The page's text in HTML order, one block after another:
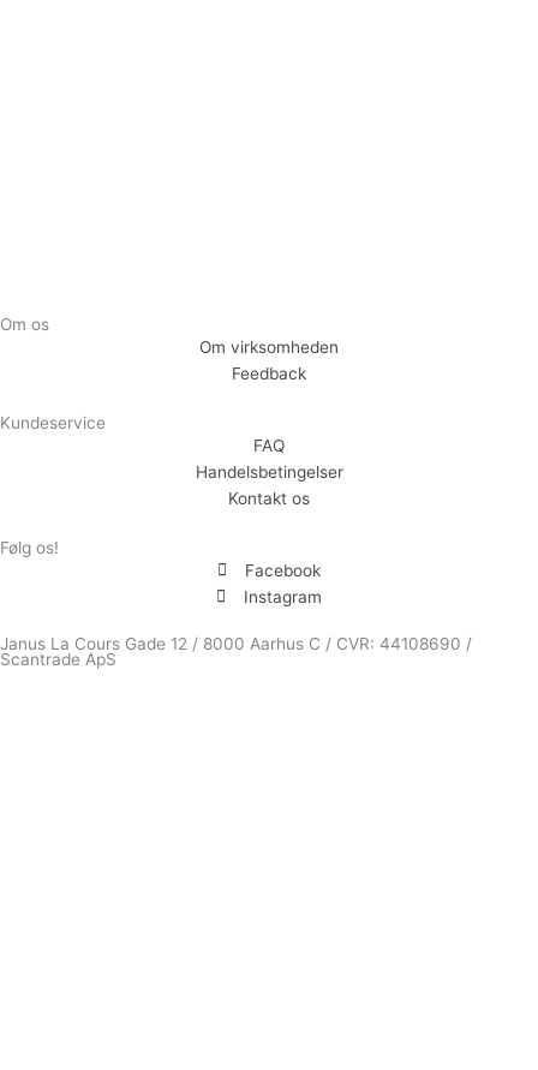
Om os
Om virksomheden
Feedback
Kundeservice
FAQ
Handelsbetingelser
Kontakt os
Følg os!
Facebook
Instagram
Janus La Cours Gade 12 / 8000 Aarhus C / CVR: 44108690 /
Scantrade ApS